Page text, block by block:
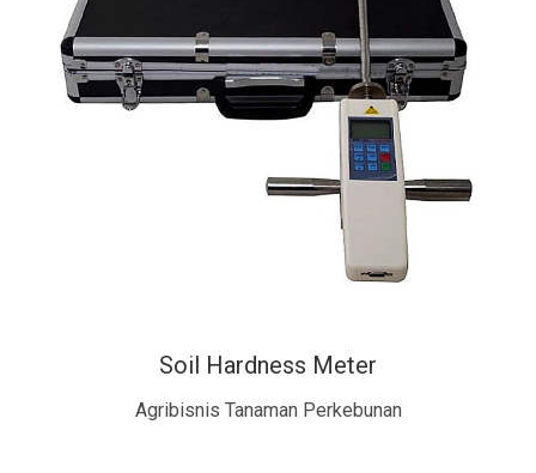
Soil Hardness Meter
Agribisnis Tanaman Perkebunan